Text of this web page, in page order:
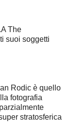
The
suoi soggetti
Rodic è quello
fotografia
stratosferica